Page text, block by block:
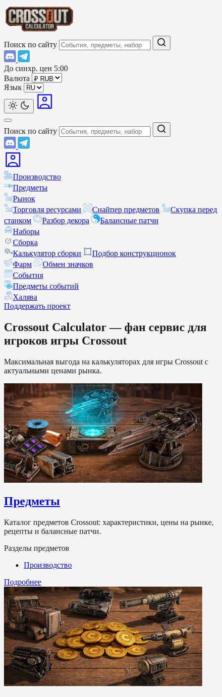
Поиск по сайту
До синхр. цен 5:00
Валюта
Язык
Поиск по сайту
Производство
Предметы
Рынок
Торговля ресурсами
Снайпер предметов
Скупка перед
станком
Разбор декора
Балансные патчи
Наборы
Сборка
Калькулятор сборки
Подбор конструкционок
Фарм
Обмен значков
События
Предметы событий
Халява
Поддержать проект
Crossout Calculator — фан сервис для
игроков игры Crossout
Максимальная выгода на калькуляторах для игры Crossout с
актуальными ценами рынка.
Предметы
Каталог предметов Crossout: характеристики, цены на рынке,
рецепты и балансные патчи.
Разделы предметов
Производство
Подробнее